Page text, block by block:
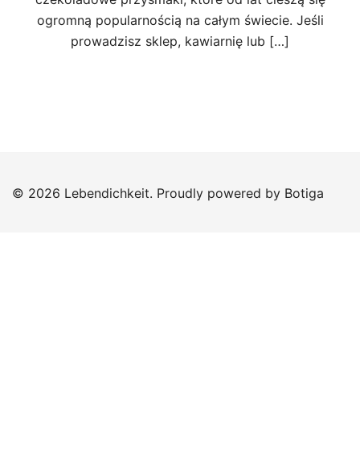
ogromną popularnością na całym świecie. Jeśli
prowadzisz sklep, kawiarnię lub […]
© 2026 Lebendichkeit. Proudly powered by Botiga